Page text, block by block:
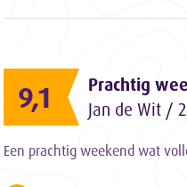
9,1
Prachtig
Jan de Wit /
Een prachtig weekend wat